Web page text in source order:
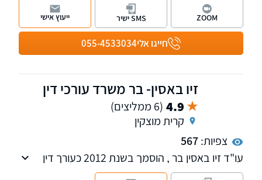
שכנים, ליקויי בניה, מכר במקרקעין, תביעות
כספיות, עריכת ייפוי כוח מתמשך, בנקאות וגביית
חובות עבור לקוחות פרטיים ועסקיים
חייגו אלי055-4533034
ZOOM SMS ישיר ייעוץ אישי
זיו באסין- בר משרד עורכי דין
4.9 (6 ממליצים)
קרית מוצקין
צפיות:567
עו"ד זיו באסין בר , הוסמך בשנת 2012 כעורך דין
ובעל תואר ראשון בכלכלה.